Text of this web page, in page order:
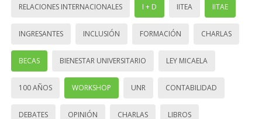
RELACIONES INTERNACIONALES I + D IITEA IITAE
INGRESANTES INCLUSIÓN FORMACIÓN CHARLAS
BECAS BIENESTAR UNIVERSITARIO LEY MICAELA
100 AÑOS WORKSHOP UNR CONTABILIDAD
DEBATES OPINIÓN CHARLAS LIBROS